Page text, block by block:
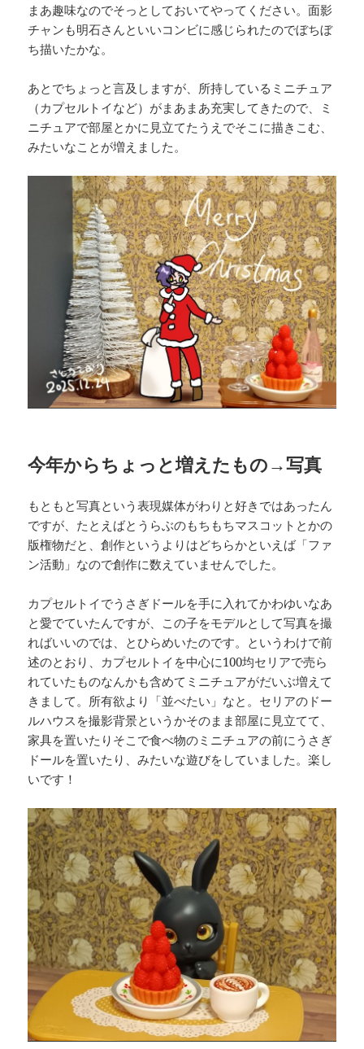
まあ趣味なのでそっとしておいてやってください。面影
チャンも明石さんといいコンビに感じられたのでぼちぼ
ち描いたかな。
あとでちょっと言及しますが、所持しているミニチュア
（カプセルトイなど）がまあまあ充実してきたので、ミ
ニチュアで部屋とかに見立てたうえでそこに描きこむ、
みたいなことが増えました。
今年からちょっと増えたもの→写真
もともと写真という表現媒体がわりと好きではあったん
ですが、たとえばとうらぶのもちもちマスコットとかの
版権物だと、創作というよりはどちらかといえば「ファ
ン活動」なので創作に数えていませんでした。
カプセルトイでうさぎドールを手に入れてかわゆいなあ
と愛でていたんですが、この子をモデルとして写真を撮
ればいいのでは、とひらめいたのです。というわけで前
述のとおり、カプセルトイを中心に100均セリアで売ら
れていたものなんかも含めてミニチュアがだいぶ増えて
きまして。所有欲より「並べたい」なと。セリアのドー
ルハウスを撮影背景というかそのまま部屋に見立てて、
家具を置いたりそこで食べ物のミニチュアの前にうさぎ
ドールを置いたり、みたいな遊びをしていました。楽し
いです！